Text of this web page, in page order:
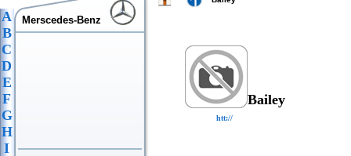
A
B
C
D
E
F
G
H
I
Merscedes-Benz
Bailey
htt://